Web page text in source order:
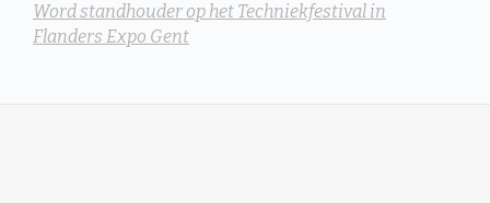
Word standhouder op het Techniekfestival in
Flanders Expo Gent